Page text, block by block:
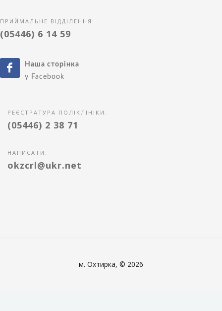
ПРИЙМАЛЬНЕ ВІДДІЛЕННЯ:
(05446) 6 14 59
Наша сторінка
у Facebook
РЕЄСТРАТУРА ПОЛІКЛІНІКИ:
(05446) 2 38 71
НАПИСАТИ:
okzcrl@ukr.net
м. Охтирка, © 2026